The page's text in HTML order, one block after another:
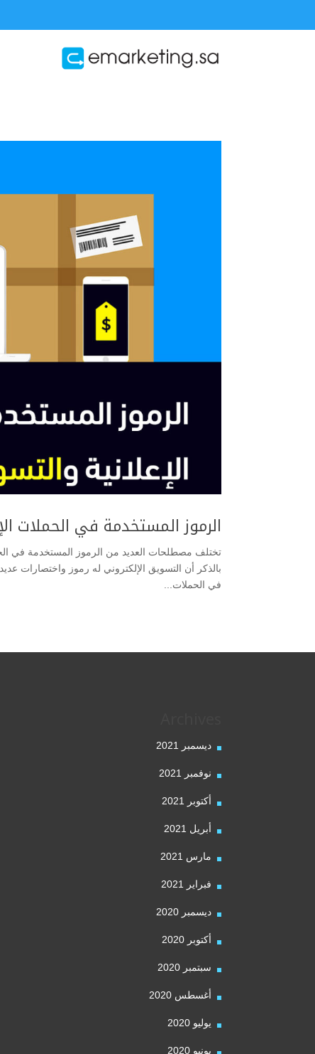
الرموز المستخدمة في الحملات
تختلف مصطلحات العديد من الرموز المستخدمة في
بالذكر أن التسويق الإلكتروني له رموز واختصارات
في الحملات...
ديسمبر 2021
نوفمبر 2021
أكتوبر 2021
أبريل 2021
مارس 2021
فبراير 2021
ديسمبر 2020
أكتوبر 2020
سبتمبر 2020
أغسطس 2020
يوليو 2020
يونيو 2020